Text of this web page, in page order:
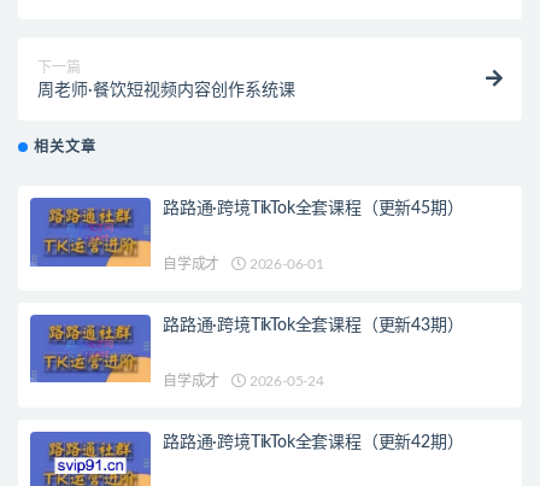
下一篇
周老师·餐饮短视频内容创作系统课
相关文章
路路通·跨境TikTok全套课程（更新45期）
自学成才 2026-06-01
路路通·跨境TikTok全套课程（更新43期）
自学成才 2026-05-24
路路通·跨境TikTok全套课程（更新42期）